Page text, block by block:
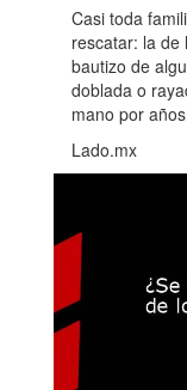
Casi toda
rescatar: la de
bautizo de
doblada o
mano por
Lado.mx